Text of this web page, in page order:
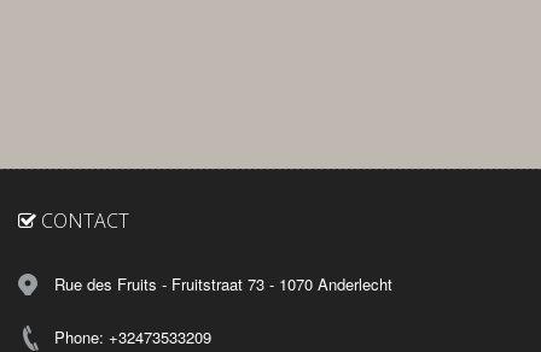
CONTACT
Rue des Fruits - Fruitstraat 73 - 1070 Anderlecht
Phone: +32473533209